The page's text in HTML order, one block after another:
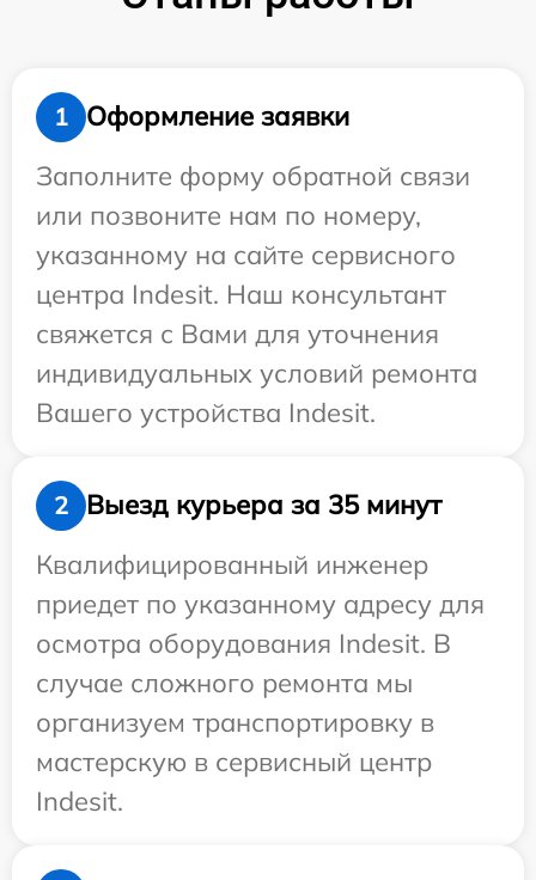
1
Оформление заявки
Заполните форму обратной связи
или позвоните нам по номеру,
указанному на сайте сервисного
центра Indesit. Наш консультант
свяжется с Вами для уточнения
индивидуальных условий ремонта
Вашего устройства Indesit.
2
Выезд курьера за 35 минут
Квалифицированный инженер
приедет по указанному адресу для
осмотра оборудования Indesit. В
случае сложного ремонта мы
организуем транспортировку в
мастерскую в сервисный центр
Indesit.